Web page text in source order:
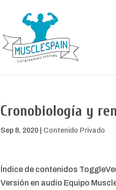
Cronobiología y
Sep 8, 2020 Contenido Privado
Índice de contenidos
Versión en audio Equipo